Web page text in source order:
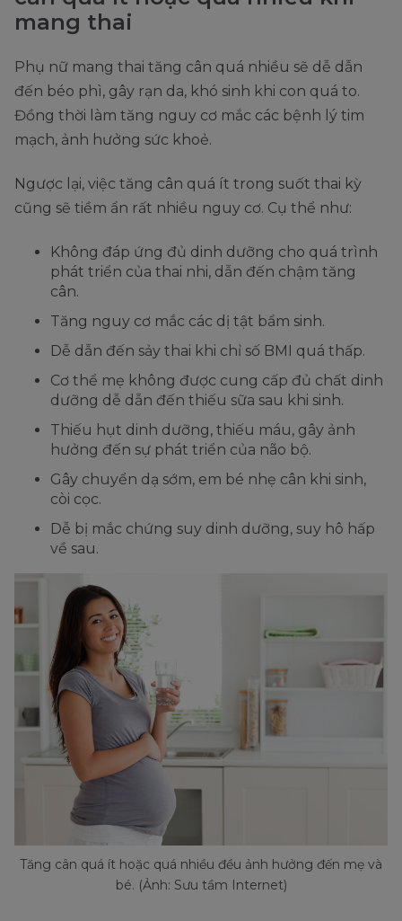
mang thai
Phụ nữ mang thai tăng cân quá nhiều sẽ dễ dẫn
đến béo phì, gây rạn da, khó sinh khi con quá to.
Đồng thời làm tăng nguy cơ mắc các bệnh lý tim
mạch, ảnh hưởng sức khoẻ.
Ngược lại, việc tăng cân quá ít trong suốt thai kỳ
cũng sẽ tiềm ẩn rất nhiều nguy cơ. Cụ thể như:
Không đáp ứng đủ dinh dưỡng cho quá trình
phát triển của thai nhi, dẫn đến chậm tăng
cân.
Tăng nguy cơ mắc các dị tật bẩm sinh.
Dễ dẫn đến sảy thai khi chỉ số BMI quá thấp.
Cơ thể mẹ không được cung cấp đủ chất dinh
dưỡng dễ dẫn đến thiếu sữa sau khi sinh.
Thiếu hụt dinh dưỡng, thiếu máu, gây ảnh
hưởng đến sự phát triển của não bộ.
Gây chuyển dạ sớm, em bé nhẹ cân khi sinh,
còi cọc.
Dễ bị mắc chứng suy dinh dưỡng, suy hô hấp
về sau.
Tăng cân quá ít hoặc quá nhiều đều ảnh hưởng đến mẹ và
bé. (Ảnh: Sưu tầm Internet)